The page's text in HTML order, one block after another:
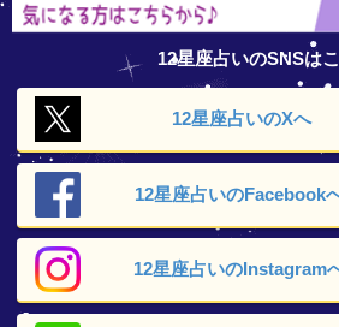
12星座占いのSNSは
12星座占いのXへ
12星座占いのFacebook
12星座占いのInstagram